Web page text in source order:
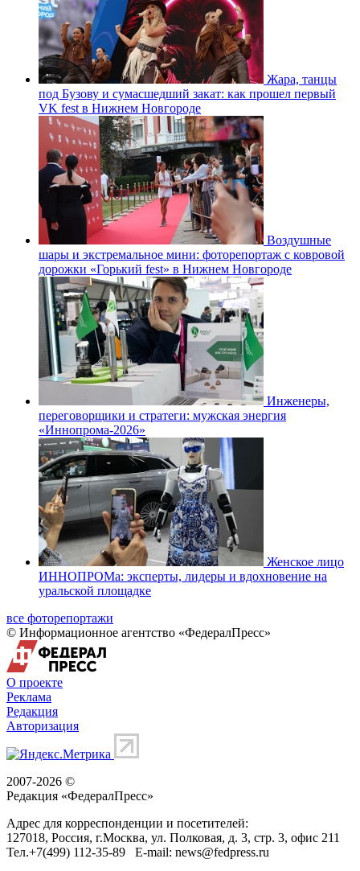
Жара, танцы
под Бузову и сумасшедший закат: как прошел первый
VK fest в Нижнем Новгороде
Воздушные
шары и экстремальное мини: фоторепортаж с ковровой
дорожки «Горький fest» в Нижнем Новгороде
Инженеры,
переговорщики и стратеги: мужская энергия
«Иннопрома-2026»
Женское лицо
ИННОПРОМа: эксперты, лидеры и вдохновение на
уральской площадке
все фоторепортажи
© Информационное агентство «ФедералПресс»
О проекте
Реклама
Редакция
Авторизация
2007-2026 ©
Редакция «ФедералПресс»
Адрес для корреспонденции и посетителей:
127018, Россия, г.Москва, ул. Полковая, д. 3, стр. 3, офис 211
Тел.+7(499) 112-35-89 E-mail: news@fedpress.ru